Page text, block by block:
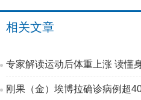
相关文章
专家解读运动后体重上涨 读懂
刚果（金）埃博拉确诊病例超